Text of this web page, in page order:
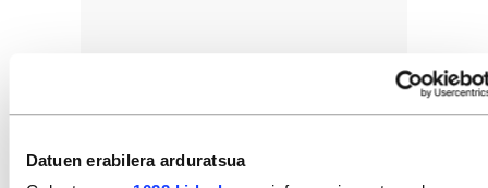
Datuen erabilera arduratsua